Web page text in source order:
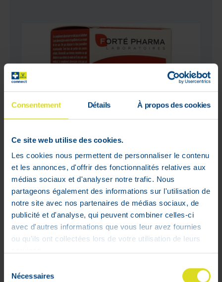
Consentement Détails À propos des cookies
Ce site web utilise des cookies.
Les cookies nous permettent de personnaliser le contenu
et les annonces, d'offrir des fonctionnalités relatives aux
médias sociaux et d'analyser notre trafic. Nous
partageons également des informations sur l'utilisation de
notre site avec nos partenaires de médias sociaux, de
publicité et d'analyse, qui peuvent combiner celles-ci
avec d'autres informations que vous leur avez fournies
ou qu'ils ont collectées lors de votre utilisation de leurs
Nécessaires
Expert Haar Men Caps 60
€
24,95
Niet op
Laat het me weten wanneer het
product weer op voorraad is